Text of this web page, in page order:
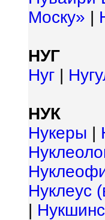
Моску» |
НУГ
Нуг |
НУК
Нукеры |
Нуклеус
|